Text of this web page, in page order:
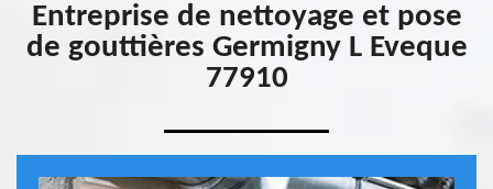
Entreprise de nettoyage et pose
de gouttières Germigny L Eveque
77910